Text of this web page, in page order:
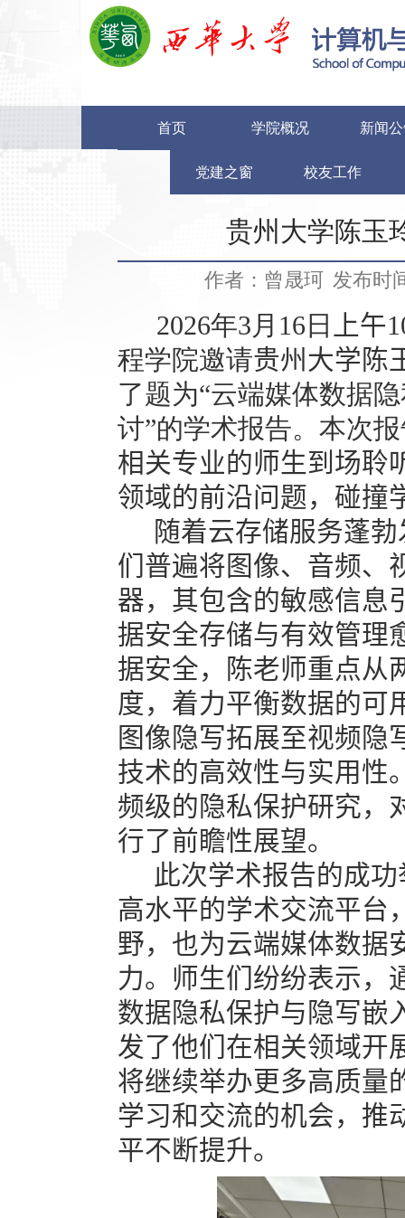
首页 学院概况 新闻
党建之窗 校友工作
贵州大学陈玉
作者：曾晟珂 发布时
2026年3 月 16 日 上午
程学院邀请贵州大学陈
了题为“云端媒体数据
讨”的学术报告。本次
相关专业的师生到场聆
领域的前沿问题，碰撞
随着云存储服务蓬
们普遍将图像、音频、
器，其包含的敏感信息
据安全存储与有效管理
据安全，陈老师重点从
度，着力平衡数据的可
图像隐写拓展至视频隐
技术的高效性与实用性
频级的隐私保护研究，
行了前瞻性展望。
此次学术报告的成
高水平的学术交流平台
野，也为云端媒体数据
力。师生们纷纷表示，
数据隐私保护与隐写嵌
发了他们在相关领域开
将继续举办更多高质量
学习和交流的机会，推
平不断提升。